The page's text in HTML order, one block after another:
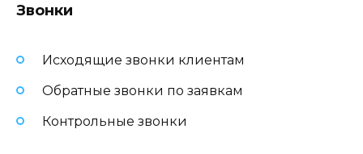
Звонки
Исходящие звонки клиентам
Обратные звонки по заявкам
Контрольные звонки